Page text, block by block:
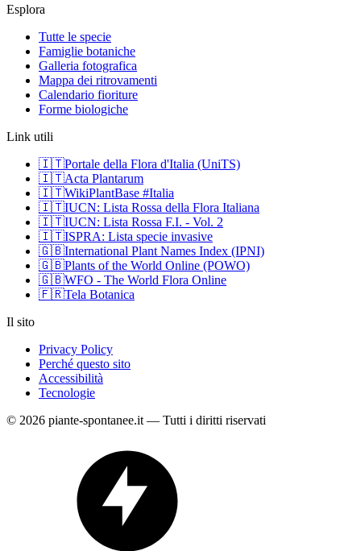
Esplora
Tutte le specie
Famiglie botaniche
Galleria fotografica
Mappa dei ritrovamenti
Calendario fioriture
Forme biologiche
Link utili
🇮🇹Portale della Flora d'Italia (UniTS)
🇮🇹Acta Plantarum
🇮🇹WikiPlantBase #Italia
🇮🇹IUCN: Lista Rossa della Flora Italiana
🇮🇹IUCN: Lista Rossa F.I. - Vol. 2
🇮🇹ISPRA: Lista specie invasive
🇬🇧International Plant Names Index (IPNI)
🇬🇧Plants of the World Online (POWO)
🇬🇧WFO - The World Flora Online
🇫🇷Tela Botanica
Il sito
Privacy Policy
Perché questo sito
Accessibilità
Tecnologie
© 2026 piante-spontanee.it — Tutti i diritti riservati